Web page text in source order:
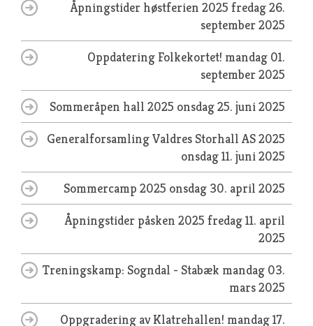
Åpningstider høstferien 2025 fredag 26.
september 2025
Oppdatering Folkekortet! mandag 01.
september 2025
Sommeråpen hall 2025 onsdag 25. juni 2025
Generalforsamling Valdres Storhall AS 2025
onsdag 11. juni 2025
Sommercamp 2025 onsdag 30. april 2025
Åpningstider påsken 2025 fredag 11. april
2025
Treningskamp: Sogndal - Stabæk mandag 03.
mars 2025
Oppgradering av Klatrehallen! mandag 17.